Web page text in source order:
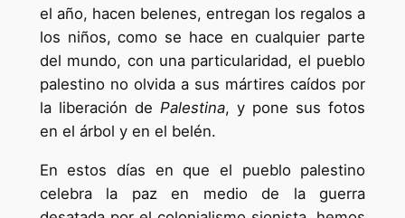
el año, hacen belenes, entregan los regalos a
los niños, como se hace en cualquier parte
del mundo, con una particularidad, el pueblo
palestino no olvida a sus mártires caídos por
la liberación de Palestina, y pone sus fotos
en el árbol y en el belén.
En estos días en que el pueblo palestino
celebra la paz en medio de la guerra